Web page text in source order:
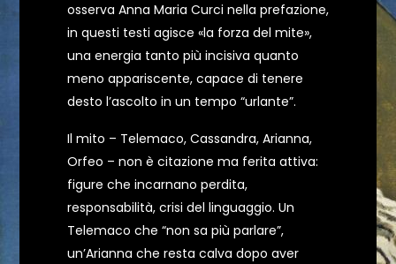
osserva Anna Maria Curci nella prefazione,
in questi testi agisce «la forza del mite»,
una energia tanto più incisiva quanto
meno appariscente, capace di tenere
desto l’ascolto in un tempo “urlante”.
Il mito – Telemaco, Cassandra, Arianna,
Orfeo – non è citazione ma ferita attiva:
figure che incarnano perdita,
responsabilità, crisi del linguaggio. Un
Telemaco che “non sa più parlare”,
un’Arianna che resta calva dopo aver